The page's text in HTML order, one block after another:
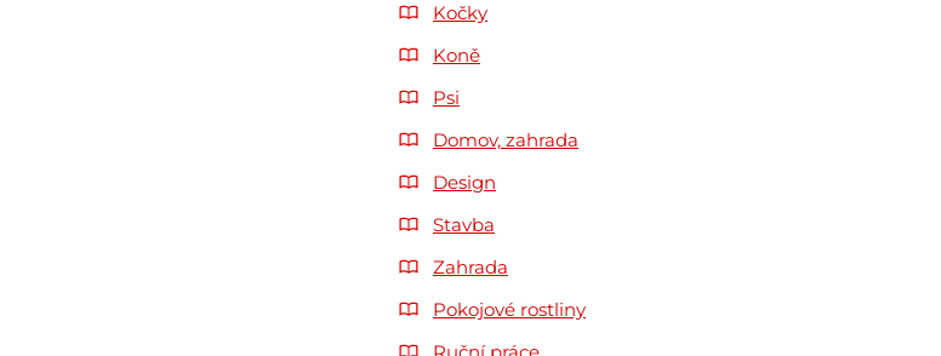
Kočky
Koně
Psi
Domov, zahrada
Design
Stavba
Zahrada
Pokojové rostliny